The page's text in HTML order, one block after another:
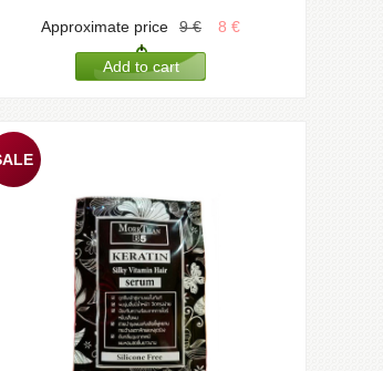
Approximate price 9€ 8€